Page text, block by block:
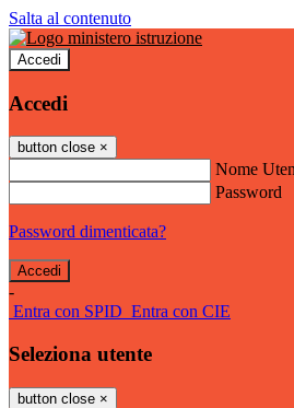
Salta al contenuto
Accedi
Accedi
button close ×
Nome
Password
Password dimenticata?
-
Entra con SPID Entra con CIE
Seleziona utente
button close ×